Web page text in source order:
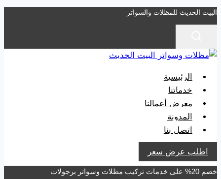
التجاوز
إلى
البيت الحديث للمظلات والسواتر
الرئيسية
خدماتنا
معرض أعمالنا
المدونة
اتصل بنا
اطلب عرض سعر
خصم 20% على خدمات تركيب مظلات وسواتر برجولات